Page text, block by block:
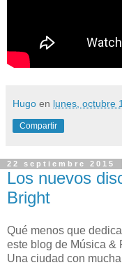
Hugo en lunes, octubre
Compartir
22 septiembre 2015
Los nuevos
Bright
Qué menos que
este blog de Música &
Una ciudad con